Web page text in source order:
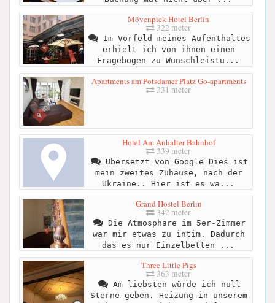
Mövenpick Hotel Berlin
322 meter
Im Vorfeld meines Aufenthaltes
erhielt ich von ihnen einen
Fragebogen zu Wunschleistu...
Apartments am Potsdamer Platz Go-apartments
331 meter
Hotel Am Anhalter Bahnhof
339 meter
Übersetzt von Google Dies ist
mein zweites Zuhause, nach der
Ukraine.. Hier ist es wa...
Grand Hostel Berlin
342 meter
Die Atmosphäre im 5er-Zimmer
war mir etwas zu intim. Dadurch
das es nur Einzelbetten ...
Three Little Pigs
363 meter
Am liebsten würde ich null
Sterne geben. Heizung in unserem